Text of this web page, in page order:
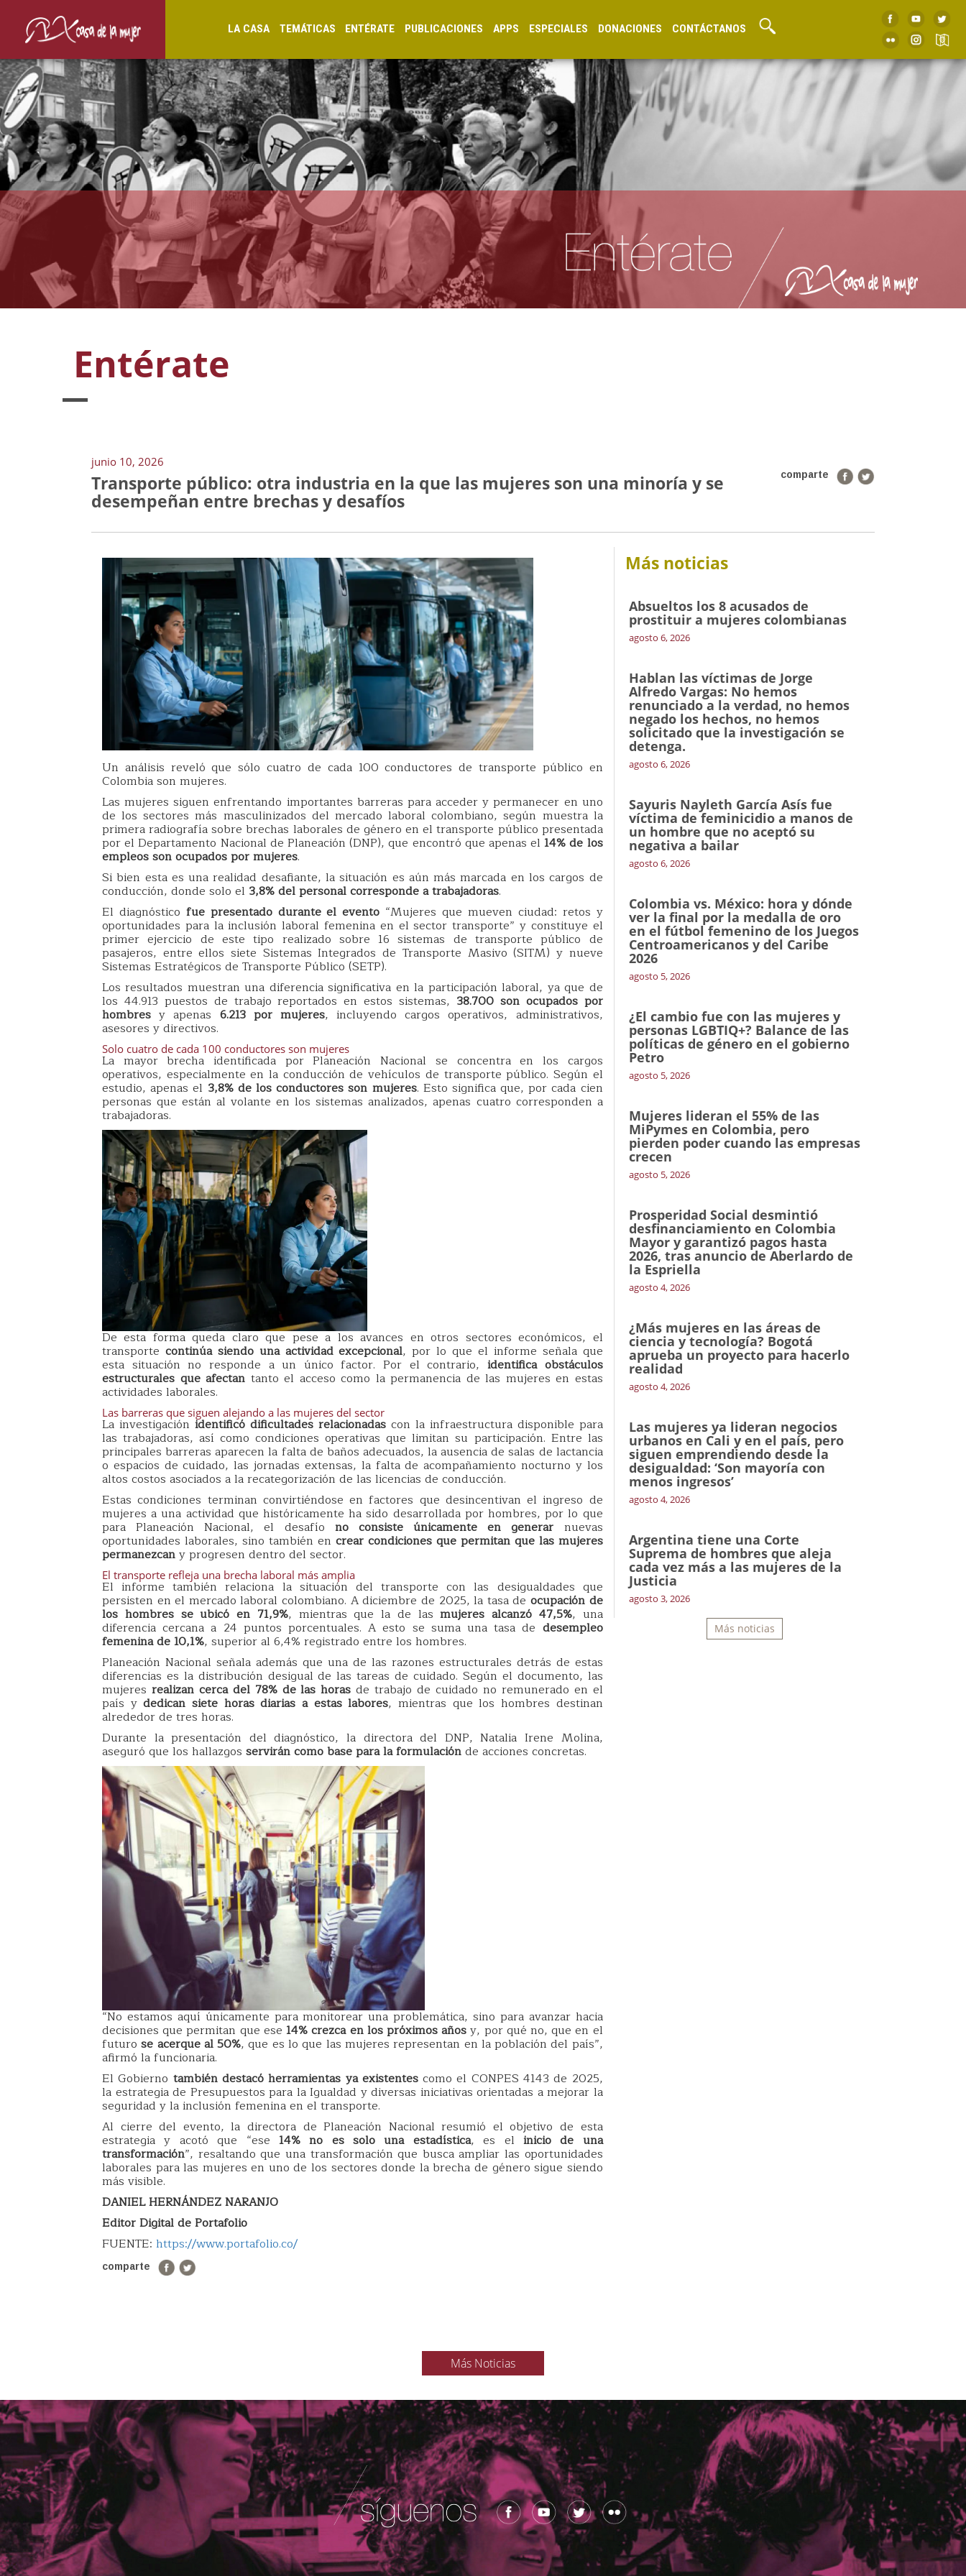
LA CASA TEMÁTICAS ENTÉRATE PUBLICACIONES APPS ESPECIALES DONACIONES CONTÁCTANOS
Entérate
junio 10, 2026
comparte
Transporte público: otra industria en la que las mujeres son una minoría y se
desempeñan entre brechas y desafíos
Un análisis reveló que sólo cuatro de cada 100 conductores de transporte público en
Colombia son mujeres.
Las mujeres siguen enfrentando importantes barreras para acceder y permanecer en uno
de los sectores más masculinizados del mercado laboral colombiano, según muestra la
primera radiografía sobre brechas laborales de género en el transporte público presentada
por el Departamento Nacional de Planeación (DNP), que encontró que apenas el 14% de los
empleos son ocupados por mujeres.
Si bien esta es una realidad desafiante, la situación es aún más marcada en los cargos de
conducción, donde solo el 3,8% del personal corresponde a trabajadoras.
El diagnóstico fue presentado durante el evento “Mujeres que mueven ciudad: retos y
oportunidades para la inclusión laboral femenina en el sector transporte” y constituye el
primer ejercicio de este tipo realizado sobre 16 sistemas de transporte público de
pasajeros, entre ellos siete Sistemas Integrados de Transporte Masivo (SITM) y nueve
Sistemas Estratégicos de Transporte Público (SETP).
Los resultados muestran una diferencia significativa en la participación laboral, ya que de
los 44.913 puestos de trabajo reportados en estos sistemas, 38.700 son ocupados por
hombres y apenas 6.213 por mujeres, incluyendo cargos operativos, administrativos,
asesores y directivos.
Solo cuatro de cada 100 conductores son mujeres
La mayor brecha identificada por Planeación Nacional se concentra en los cargos
operativos, especialmente en la conducción de vehículos de transporte público. Según el
estudio, apenas el 3,8% de los conductores son mujeres. Esto significa que, por cada cien
personas que están al volante en los sistemas analizados, apenas cuatro corresponden a
trabajadoras.
De esta forma queda claro que pese a los avances en otros sectores económicos, el
transporte continúa siendo una actividad excepcional, por lo que el informe señala que
esta situación no responde a un único factor. Por el contrario,identifica obstáculos
estructurales que afectan tanto el acceso como la permanencia de las mujeres en estas
actividades laborales.
Las barreras que siguen alejando a las mujeres del sector
La investigación identificó dificultades relacionadascon la infraestructura disponible para
las trabajadoras, así como condiciones operativas que limitan su participación. Entre las
principales barreras aparecen la falta de baños adecuados, la ausencia de salas de lactancia
o espacios de cuidado, las jornadas extensas, la falta de acompañamiento nocturno y los
altos costos asociados a la recategorización de las licencias de conducción.
Estas condiciones terminan convirtiéndose en factores que desincentivan el ingreso de
mujeres a una actividad que históricamente ha sido desarrollada por hombres, por lo que
para Planeación Nacional, el desafío no consiste únicamente en generar nuevas
oportunidades laborales, sino también en crear condiciones que permitan que las mujeres
permanezcany progresen dentro del sector.
El transporte refleja una brecha laboral más amplia
El informe también relaciona la situación del transporte con las desigualdades que
persisten en el mercado laboral colombiano. A diciembre de 2025, la tasa deocupación de
los hombres se ubicó en 71,9%, mientras que la de lasmujeres alcanzó 47,5%, una
diferencia cercana a 24 puntos porcentuales. A esto se suma una tasa de desempleo
femenina de 10,1%, superior al 6,4% registrado entre los hombres.
Planeación Nacional señala además que una de las razones estructurales detrás de estas
diferencias es la distribución desigual de las tareas de cuidado. Según el documento, las
mujeres realizan cerca del 78% de las horas de trabajo de cuidado no remunerado en el
país ydedican siete horas diarias a estas labores, mientras que los hombres destinan
alrededor de tres horas.
Durante la presentación del diagnóstico, la directora del DNP, Natalia Irene Molina,
aseguró que los hallazgos servirán como base para la formulaciónde acciones concretas.
“No estamos aquí únicamente para monitorear una problemática, sino para avanzar hacia
decisiones que permitan que ese 14% crezca en los próximos añosy, por qué no, que en el
futurose acerque al 50%, que es lo que las mujeres representan en la población del país”,
afirmó la funcionaria.
El Gobierno también destacó herramientas ya existentescomo el CONPES 4143 de 2025,
la estrategia de Presupuestos para la Igualdad y diversas iniciativas orientadas a mejorar la
seguridad y la inclusión femenina en el transporte.
Al cierre del evento, la directora de Planeación Nacional resumió el objetivo de esta
estrategia y acotó que “ese 14% no es solo una estadística, es el inicio de una
transformación”, resaltando que una transformación que busca ampliar las oportunidades
laborales para las mujeres en uno de los sectores donde la brecha de género sigue siendo
más visible.
DANIEL HERNÁNDEZ NARANJO
Editor Digital de Portafolio
FUENTE: https://www.portafolio.co/
comparte
Más noticias
Absueltos los 8 acusados de
prostituir a mujeres colombianas
agosto 6, 2026
Hablan las víctimas de Jorge
Alfredo Vargas: No hemos
renunciado a la verdad, no hemos
negado los hechos, no hemos
solicitado que la investigación se
detenga.
agosto 6, 2026
Sayuris Nayleth García Asís fue
víctima de feminicidio a manos de
un hombre que no aceptó su
negativa a bailar
agosto 6, 2026
Colombia vs. México: hora y dónde
ver la final por la medalla de oro
en el fútbol femenino de los Juegos
Centroamericanos y del Caribe
2026
agosto 5, 2026
¿El cambio fue con las mujeres y
personas LGBTIQ+? Balance de las
políticas de género en el gobierno
Petro
agosto 5, 2026
Mujeres lideran el 55% de las
MiPymes en Colombia, pero
pierden poder cuando las empresas
crecen
agosto 5, 2026
Prosperidad Social desmintió
desfinanciamiento en Colombia
Mayor y garantizó pagos hasta
2026, tras anuncio de Aberlardo de
la Espriella
agosto 4, 2026
¿Más mujeres en las áreas de
ciencia y tecnología? Bogotá
aprueba un proyecto para hacerlo
realidad
agosto 4, 2026
Las mujeres ya lideran negocios
urbanos en Cali y en el país, pero
siguen emprendiendo desde la
desigualdad: ‘Son mayoría con
menos ingresos’
agosto 4, 2026
Argentina tiene una Corte
Suprema de hombres que aleja
cada vez más a las mujeres de la
Justicia
agosto 3, 2026
Más noticias
Más Noticias